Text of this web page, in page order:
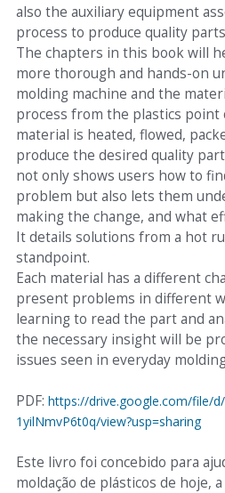
also the auxiliary equipment
process to produce quality
The chapters in this book will
more thorough and hands-on
molding machine and the
process from the plastics point
material is heated, flowed,
produce the desired quality
not only shows users how to
problem but also lets them
making the change, and what
It details solutions from a hot
standpoint.
Each material has a different
present problems in different
learning to read the part and
the necessary insight will be
issues seen in everyday
PDF: https://drive.google.com/file/d/
1yilNmvP6t0q/view?usp=sharing
Este livro foi concebido para
moldação de plásticos de hoje,